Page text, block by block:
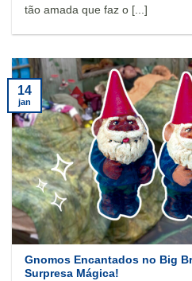
tão amada que faz o [...]
Gnomos Encantados no Big
Surpresa Mágica!
14
jan